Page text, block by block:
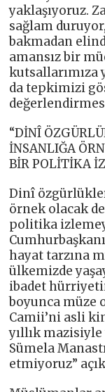
yaklaşıyoruz.
sağlam
bakmadan
amansız bir
kutsallarımıza
da tepkimizi
“DİNÎ
İNSANLIĞA
BİR POLİTİKA
Dinî
örnek olacak
politika
hayat tarzına
ülkemizde
ibadet
boyunca müze
Camii’ni asli
yıllık
Sümela
etmiyoruz”